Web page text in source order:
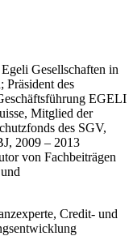
Gesellschaften in
Präsident des
EGELI
Mitglied der
des SGV,
2009 – 2013
von Fachbeiträgen
Credit- und